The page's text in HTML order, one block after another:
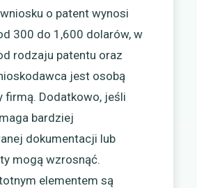
o patent wynosi
300 do 1,600 dolarów, w
rodzaju patentu oraz
jest osobą
firmą. Dodatkowo, jeśli
bardziej
dokumentacji lub
mogą wzrosnąć.
elementem są